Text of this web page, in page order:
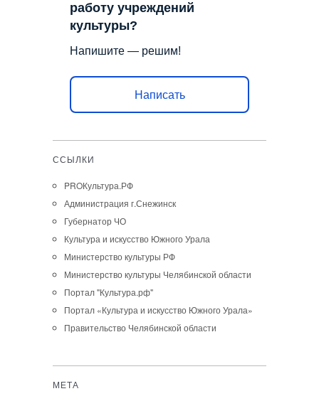
работу учреждений
культуры?
Напишите — решим!
Написать
ССЫЛКИ
PROКультура.РФ
Администрация г.Снежинск
Губернатор ЧО
Культура и искусство Южного Урала
Министерство культуры РФ
Министерство культуры Челябинской области
Портал "Культура.рф"
Портал «Культура и искусство Южного Урала»
Правительство Челябинской области
МЕТА